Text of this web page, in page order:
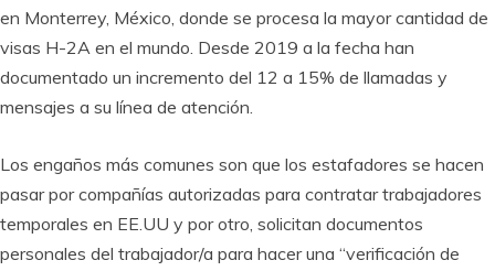
en Monterrey, México, donde se procesa la mayor cantidad de
visas H-2A en el mundo. Desde 2019 a la fecha han
documentado un incremento del 12 a 15% de llamadas y
mensajes a su línea de atención.
Los engaños más comunes son que los estafadores se hacen
pasar por compañías autorizadas para contratar trabajadores
temporales en EE.UU y por otro, solicitan documentos
personales del trabajador/a para hacer una “verificación de